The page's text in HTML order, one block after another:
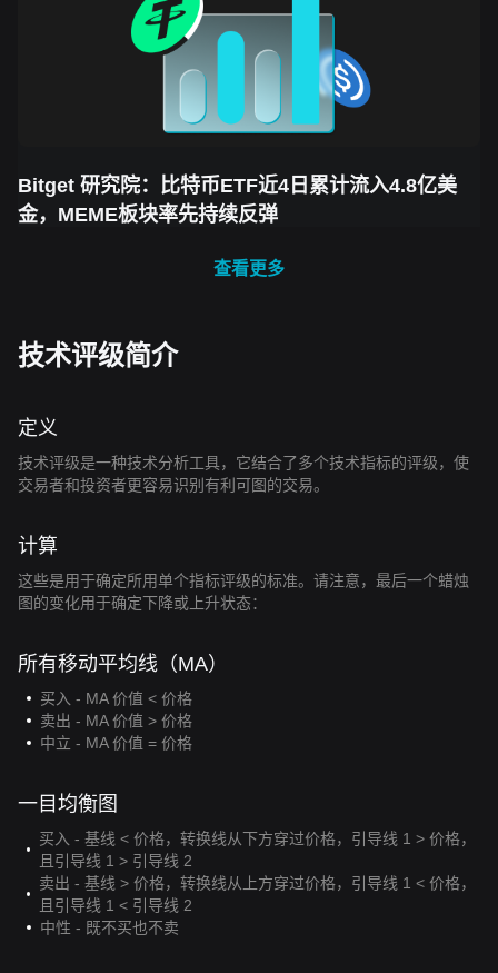
Bitget 研究院：比特币ETF近4日累计流入4.8亿美
金，MEME板块率先持续反弹
查看更多
技术评级简介
定义
技术评级是一种技术分析工具，它结合了多个技术指标的评级，使
交易者和投资者更容易识别有利可图的交易。
计算
这些是用于确定所用单个指标评级的标准。请注意，最后一个蜡烛
图的变化用于确定下降或上升状态：
所有移动平均线（MA）
买入 - MA 价值 < 价格
卖出 - MA 价值 > 价格
中立 - MA 价值 = 价格
一目均衡图
买入 - 基线 < 价格，转换线从下方穿过价格，引导线 1 > 价格，
且引导线 1 > 引导线 2
卖出 - 基线 > 价格，转换线从上方穿过价格，引导线 1 < 价格，
且引导线 1 < 引导线 2
中性 - 既不买也不卖